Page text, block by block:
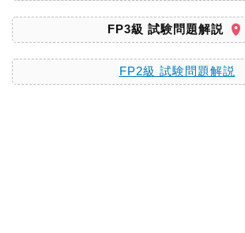
FP3級 試験問題解説
FP2級 試験問題解説